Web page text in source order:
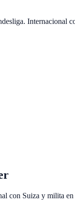
. Internacional
con Suiza y milita